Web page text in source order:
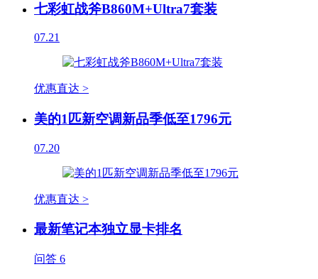
七彩虹战斧B860M+Ultra7套装
07.21
优惠直达 >
美的1匹新空调新品季低至1796元
07.20
优惠直达 >
最新笔记本独立显卡排名
问答 6